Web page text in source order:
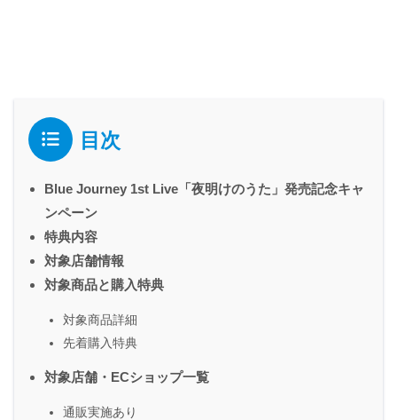
目次
Blue Journey 1st Live「夜明けのうた」発売記念キャ
ンペーン
特典内容
対象店舗情報
対象商品と購入特典
対象商品詳細
先着購入特典
対象店舗・ECショップ一覧
通販実施あり